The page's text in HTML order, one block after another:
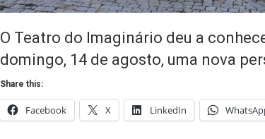
O Teatro do Imaginário deu a
domingo, 14 de agosto, uma nova
Share this:
Facebook X LinkedIn